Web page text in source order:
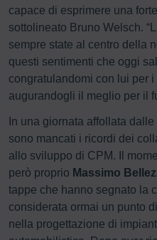
capace di esprimere una
sottolineato Bruno Welsch.
sempre state al centro della
questi sentimenti che oggi
congratulandomi con lui per
augurandogli il meglio per il
In una giornata affollata
sono mancati i ricordi dei
allo sviluppo di CPM. Il
però proprio Massimo
tappe che hanno segnato la
considerata ormai un punto
nella progettazione di